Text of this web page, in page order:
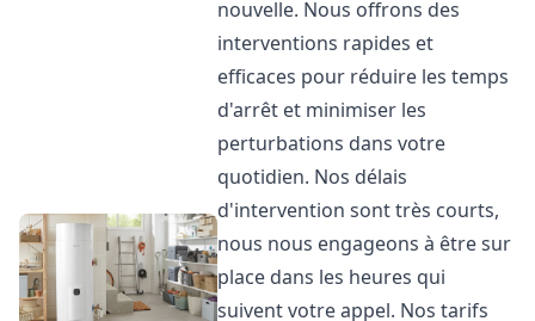
nouvelle. Nous offrons des
interventions rapides et
efficaces pour réduire les temps
d'arrêt et minimiser les
perturbations dans votre
quotidien. Nos délais
d'intervention sont très courts,
nous nous engageons à être sur
place dans les heures qui
suivent votre appel. Nos tarifs